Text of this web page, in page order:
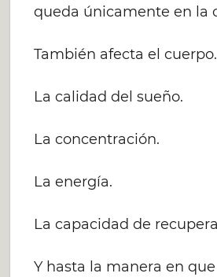
queda únicamente en la
También afecta el cuerpo.
La calidad del sueño.
La concentración.
La energía.
La capacidad de
Y hasta la manera en